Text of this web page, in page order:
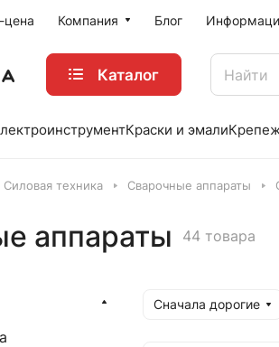
цена Компания Блог
Каталог
Краски и эмали
Силовая техника Сварочные аппараты
аппараты 44 товара
Сначала дорогие